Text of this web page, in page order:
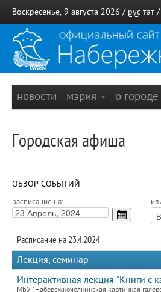
Воскресенье, 9 августа 2026 / рус тат /
новости мэрия о городе
Городская афиша
ОБЗОР СОБЫТИЙ
расписание на:
Расписание на 23.4.2024
Лекция, семинар
Интерактивная лекция "Книги с
МБУ "Набережночелнинская картинная